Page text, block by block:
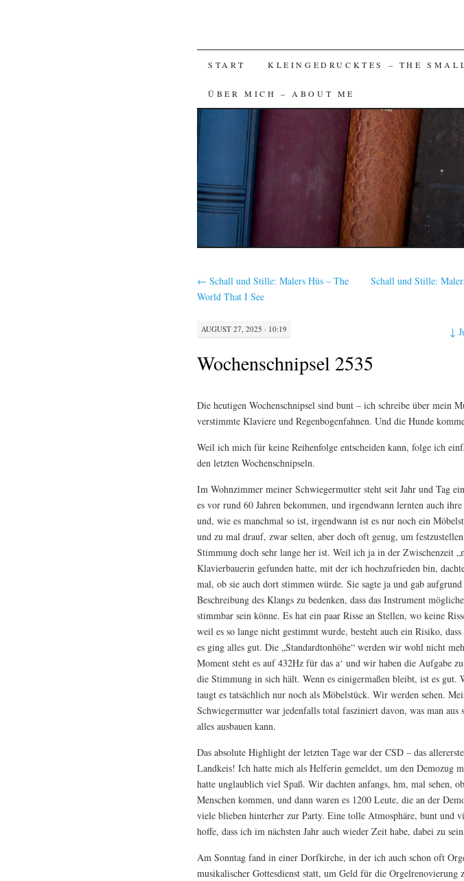
SKIP
TO
CONTENT
START KLEINGEDRUCKTES – THE
ÜBER MICH – ABOUT ME
← Schall und Stille: Malers Hüs – The
World That I See
Schall und Stille:
AUGUST 27, 2025 · 10:19 ↓
Wochenschnipsel 2535
Die heutigen Wochenschnipsel sind bunt – ich schreibe über mein
verstimmte Klaviere und Regenbogenfahnen. Und die Hunde
Weil ich mich für keine Reihenfolge entscheiden kann, folge ich
den letzten Wochenschnipseln.
Im Wohnzimmer meiner Schwiegermutter steht seit Jahr und Tag
es vor rund 60 Jahren bekommen, und irgendwann lernten auch
und, wie es manchmal so ist, irgendwann ist es nur noch ein
und zu mal drauf, zwar selten, aber doch oft genug, um
Stimmung doch sehr lange her ist. Weil ich ja in der Zwischenzeit
Klavierbauerin gefunden hatte, mit der ich hochzufrieden bin,
mal, ob sie auch dort stimmen würde. Sie sagte ja und gab
Beschreibung des Klangs zu bedenken, dass das Instrument
stimmbar sein könne. Es hat ein paar Risse an Stellen, wo keine
weil es so lange nicht gestimmt wurde, besteht auch ein Risiko,
es ging alles gut. Die „Standardtonhöhe“ werden wir wohl nicht
Moment steht es auf 432Hz für das a‘ und wir haben die Aufgabe
die Stimmung in sich hält. Wenn es einigermaßen bleibt, ist es gut.
taugt es tatsächlich nur noch als Möbelstück. Wir werden sehen.
Schwiegermutter war jedenfalls total fasziniert davon, was man aus
alles ausbauen kann.
Das absolute Highlight der letzten Tage war der CSD – das
Landkeis! Ich hatte mich als Helferin gemeldet, um den Demozug
hatte unglaublich viel Spaß. Wir dachten anfangs, hm, mal sehen,
Menschen kommen, und dann waren es 1200 Leute, die an der
viele blieben hinterher zur Party. Eine tolle Atmosphäre, bunt und
hoffe, dass ich im nächsten Jahr auch wieder Zeit habe, dabei zu
Am Sonntag fand in einer Dorfkirche, in der ich auch schon oft
musikalischer Gottesdienst statt, um Geld für die Orgelrenovierung